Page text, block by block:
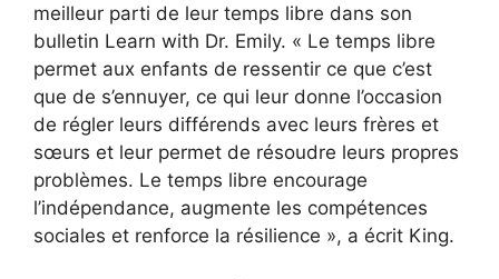
meilleur parti de leur temps libre dans son
bulletin Learn with Dr. Emily. « Le temps libre
permet aux enfants de ressentir ce que c’est
que de s’ennuyer, ce qui leur donne l’occasion
de régler leurs différends avec leurs frères et
sœurs et leur permet de résoudre leurs propres
problèmes. Le temps libre encourage
l’indépendance, augmente les compétences
sociales et renforce la résilience », a écrit King.